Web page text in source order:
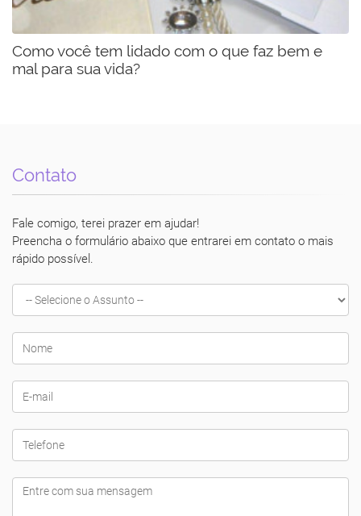
Como você tem lidado com o que faz bem e
mal para sua vida?
Contato
Fale comigo, terei prazer em ajudar!
Preencha o formulário abaixo que entrarei em contato o mais
rápido possível.